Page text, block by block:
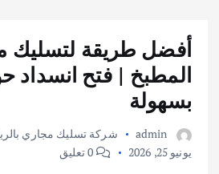
أفضل طريقة لتسليك
المطبخ | فتح انسداد
بسهولة
admin
شركة تسليك مجاري
يونيو 25, 2026